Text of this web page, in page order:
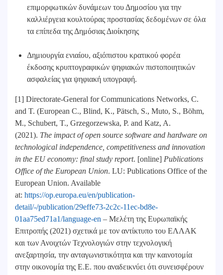
επιμορφωτικών δυνάμεων του Δημοσίου για την
καλλιέργεια κουλτούρας προστασίας δεδομένων σε όλα
τα επίπεδα της Δημόσιας Διοίκησης
Δημιουργία ενιαίου, αξιόπιστου κρατικού φορέα
έκδοσης κρυπτογραφικών ψηφιακών πιστοποιητικών
ασφαλείας για ψηφιακή υπογραφή.
[1] Directorate-General for Communications Networks, C.
and T. (European C., Blind, K., Pätsch, S., Muto, S., Böhm,
M., Schubert, T., Grzegorzewska, P. and Katz, A.
(2021). The impact of open source software and hardware on
technological independence, competitiveness and innovation
in the EU economy: final study report. [online] Publications
Office of the European Union. LU: Publications Office of the
European Union. Available
at: https://op.europa.eu/en/publication-
detail/-/publication/29effe73-2c2c-11ec-bd8e-
01aa75ed71a1/language-en – ‌Μελέτη της Ευρωπαϊκής
Επιτροπής (2021) σχετικά με τον αντίκτυπο του ΕΛΛΑΚ
και των Ανοιχτών Τεχνολογιών στην τεχνολογική
ανεξαρτησία, την ανταγωνιστικότητα και την καινοτομία
στην οικονομία της Ε.Ε. που αναδεικνύει ότι συνεισφέρουν